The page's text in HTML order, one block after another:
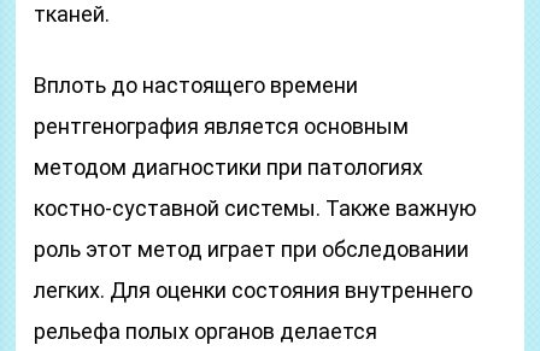
тканей.
Вплоть до настоящего времени
рентгенография является основным
методом диагностики при патологиях
костно-суставной системы. Также важную
роль этот метод играет при обследовании
легких. Для оценки состояния внутреннего
рельефа полых органов делается